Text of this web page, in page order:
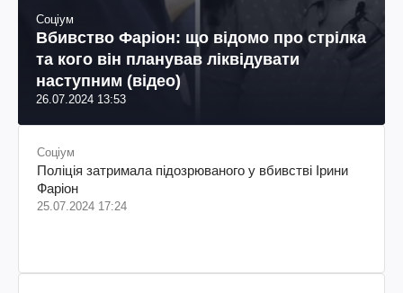
Соціум
Вбивство Фаріон: що відомо про стрілка
та кого він планував ліквідувати
наступним (відео)
26.07.2024 13:53
Соціум
Поліція затримала підозрюваного у вбивстві Ірини
Фаріон
25.07.2024 17:24